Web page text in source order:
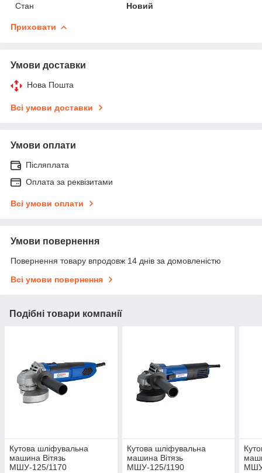
Стан
Новий
Приховати
Умови доставки
Нова Пошта
Всі умови доставки
Умови оплати
Післяплата
Оплата за реквізитами
Всі умови оплати
Умови повернення
Повернення товару впродовж 14 днів за домовленістю
Всі умови повернення
Подібні товари компанії
Кутова шліфувальна
машина Вітязь
МШУ-125/1170
Кутова шліфувальна
машина Вітязь
МШУ-125/1190